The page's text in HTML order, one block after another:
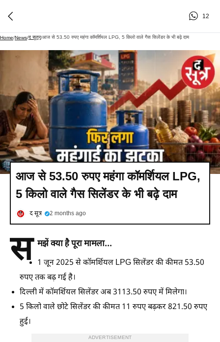
12
Home/News/द सूत्र/आज से 53.50 रुपए महंगा कॉमर्शियल LPG, 5 किलो वाले गैस सिलेंडर के भी बढ़े दाम
आज से 53.50 रुपए महंगा कॉमर्शियल LPG,
5 किलो वाले गैस सिलेंडर के भी बढ़े दाम
द सूत्र 2 months ago
स मझें क्या है पूरा मामला...
1 जून 2025 से कॉमर्शियल LPG सिलेंडर की कीमत 53.50
रुपए तक बढ़ गई है।
दिल्ली में कॉमर्शियल सिलेंडर अब 3113.50 रुपए में मिलेगा।
5 किलो वाले छोटे सिलेंडर की कीमत 11 रुपए बढ़कर 821.50 रुपए
हुई।
ADVERTISEMENT